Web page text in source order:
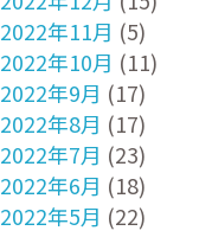
2022年11月 (5)
2022年10月 (11)
2022年9月 (17)
2022年8月 (17)
2022年7月 (23)
2022年6月 (18)
2022年5月 (22)